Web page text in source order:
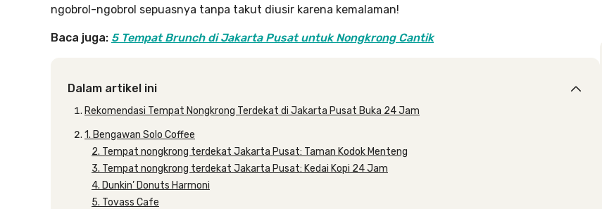
ngobrol-ngobrol sepuasnya tanpa takut diusir karena kemalaman!
Baca juga: 5 Tempat Brunch di Jakarta Pusat untuk Nongkrong Cantik
Dalam artikel ini
Rekomendasi Tempat Nongkrong Terdekat di Jakarta Pusat Buka 24 Jam
1. Bengawan Solo Coffee
2. Tempat nongkrong terdekat Jakarta Pusat: Taman Kodok Menteng
3. Tempat nongkrong terdekat Jakarta Pusat: Kedai Kopi 24 Jam
4. Dunkin’ Donuts Harmoni
5. Tovass Cafe